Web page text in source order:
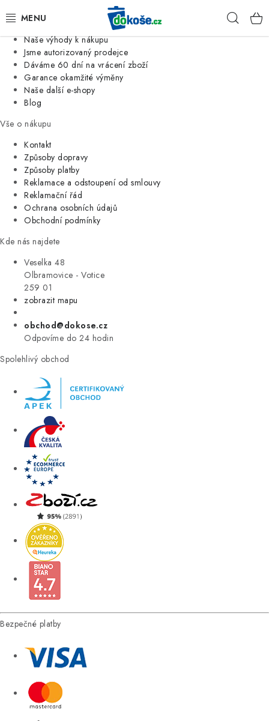
Jsme tradiční česká firma
Naše výhody k nákupu
Jsme autorizovaný prodejce
Dáváme 60 dní na vrácení zboží
Garance okamžité výměny
Naše další e-shopy
Blog
Vše o nákupu
Kontakt
Způsoby dopravy
Způsoby platby
Reklamace a odstoupení od smlouvy
Reklamační řád
Ochrana osobních údajů
Obchodní podmínky
Kde nás najdete
Veselka 48
Olbramovice - Votice
259 01
zobrazit mapu
obchod@dokose.cz
Odpovíme do 24 hodin
Spolehlivý obchod
Bezpečné platby
KOŠE
SÁČKY
KUCHYNĚ
ORGANIZACE
DOMÁCNOST
ÚKLID
VÝPRODEJ
ZNAČKY
Úvod Kontakt Blog
Moje objednávka